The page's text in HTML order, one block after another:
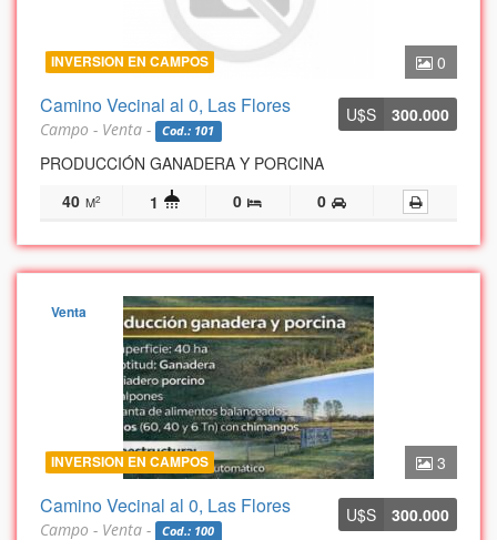
0
INVERSION EN CAMPOS
U$S 300.000
Camino Vecinal al 0, Las Flores
Campo - Venta - Cod.: 101
PRODUCCIÓN GANADERA Y PORCINA
40 M2 1 0 0
3
Venta
INVERSION EN CAMPOS
U$S 300.000
Camino Vecinal al 0, Las Flores
Campo - Venta - Cod.: 100